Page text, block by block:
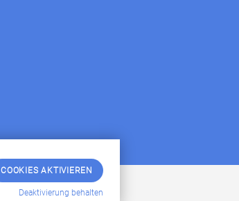
COOKIES AKTIVIEREN
Deaktivierung behalten